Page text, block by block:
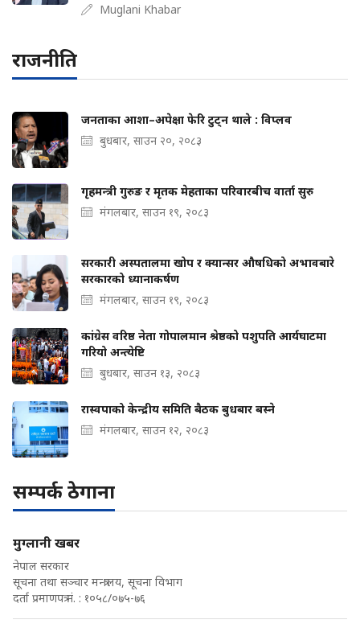
Muglani Khabar
राजनीति
जनताका आशा–अपेक्षा फेरि टुट्न थाले : विप्लव
बुधबार, साउन २०, २०८३
गृहमन्त्री गुरुङ र मृतक मेहताका परिवारबीच वार्ता सुरु
मंगलबार, साउन १९, २०८३
सरकारी अस्पतालमा खोप र क्यान्सर औषधिको अभावबारे
सरकारको ध्यानाकर्षण
मंगलबार, साउन १९, २०८३
कांग्रेस वरिष्ठ नेता गोपालमान श्रेष्ठको पशुपति आर्यघाटमा
गरियो अन्त्येष्टि
बुधबार, साउन १३, २०८३
रास्वपाको केन्द्रीय समिति बैठक बुधबार बस्ने
मंगलबार, साउन १२, २०८३
सम्पर्क ठेगाना
मुग्लानी खबर
नेपाल सरकार
सूचना तथा सञ्चार मन्त्रालय, सूचना विभाग
दर्ता प्रमाणपत्र नं. : १०५८/०७५-७६